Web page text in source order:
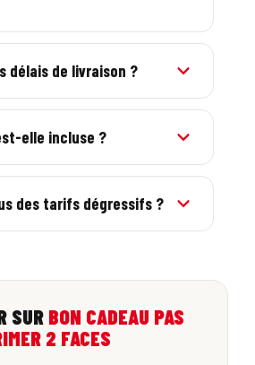
images haute résolution (300
les marges et fonds perdus de
délais de livraison ?
en France en standard, avec
24/48h sur de nombreux
elle incluse ?
en France métropolitaine est
affiché est tout compris.
des tarifs dégressifs ?
SUR BON CADEAU PAS
2 FACES